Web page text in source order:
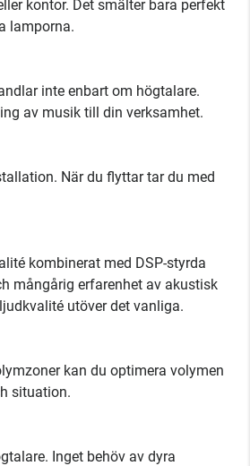
kontor. Det smälter bara perfekt
lamporna.
inte enbart om högtalare.
av musik till din verksamhet.
När du flyttar tar du med
kombinerat med DSP-styrda
mångårig erfarenhet av akustisk
utöver det vanliga.
kan du optimera volymen
situation.
Inget behöv av dyra